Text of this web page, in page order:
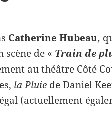
Catherine Hubeau,
de « Train de
au théâtre Côté
la Pluie de Daniel
(actuellement